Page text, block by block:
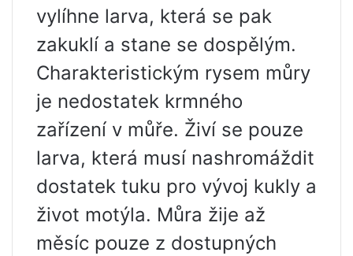
vylíhne larva, která se pak
zakuklí a stane se dospělým.
Charakteristickým rysem můry
je nedostatek krmného
zařízení v můře. Živí se pouze
larva, která musí nashromáždit
dostatek tuku pro vývoj kukly a
život motýla. Můra žije až
měsíc pouze z dostupných